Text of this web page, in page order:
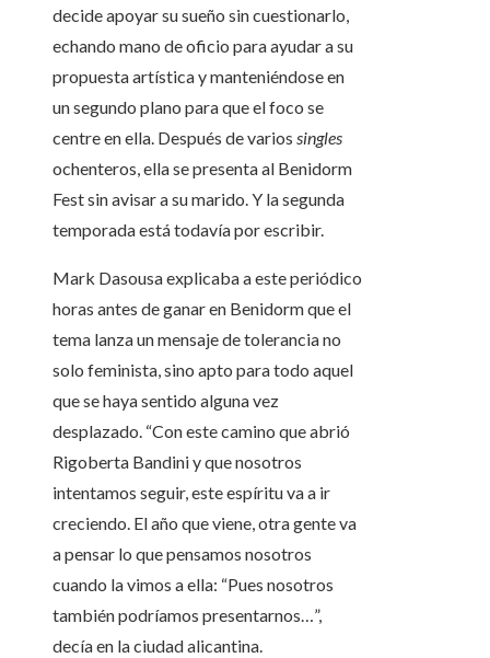
decide apoyar su sueño sin cuestionarlo,
echando mano de oficio para ayudar a su
propuesta artística y manteniéndose en
un segundo plano para que el foco se
centre en ella. Después de varios singles
ochenteros, ella se presenta al Benidorm
Fest sin avisar a su marido. Y la segunda
temporada está todavía por escribir.
Mark Dasousa explicaba a este periódico
horas antes de ganar en Benidorm que el
tema lanza un mensaje de tolerancia no
solo feminista, sino apto para todo aquel
que se haya sentido alguna vez
desplazado. “Con este camino que abrió
Rigoberta Bandini y que nosotros
intentamos seguir, este espíritu va a ir
creciendo. El año que viene, otra gente va
a pensar lo que pensamos nosotros
cuando la vimos a ella: “Pues nosotros
también podríamos presentarnos…”,
decía en la ciudad alicantina.